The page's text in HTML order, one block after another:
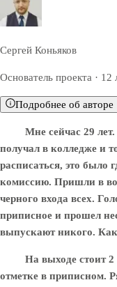
Сергей Коньяков
Основатель проекта ·
Подробнее об авторе
Мне сейчас 29 лет.
получал в колледже и
расписаться, это было
комиссию. Пришли в
черного входа всех.
приписное и прошел
выпускают никого.
На выходе стоит 2
отметке в приписном.